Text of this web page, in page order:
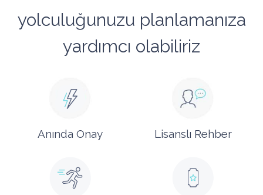
yolculuğunuzu planlamanıza
yardımcı olabiliriz
Anında Onay Lisanslı Rehber